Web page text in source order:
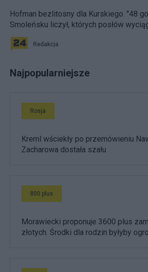
Hofman bezlitosny dla Kurskiego. "48
Smoleńsku liczył, których posłów
Redakcja
Najpopularniejsze
Rosja
Kreml wściekły po przemówieniu
Zacharowa dostała szału
800 plus
Morawiecki proponuje 3600 plus
złotych. Środki dla rodzin byłyby